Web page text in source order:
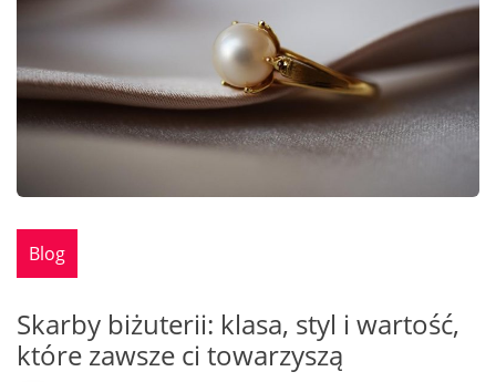
Blog
Skarby biżuterii: klasa, styl i wartość,
które zawsze ci towarzyszą